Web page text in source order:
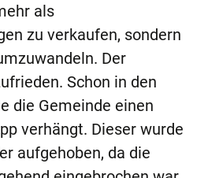
als
zu verkaufen, sondern
Der
Schon in den
die Gemeinde einen
verhängt. Dieser wurde
aufgehoben, da die